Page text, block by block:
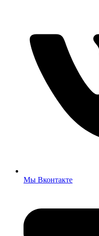
Мы Вконтакте